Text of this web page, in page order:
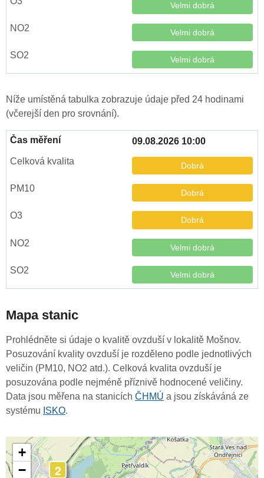
Velmi dobrá
Velmi dobrá
Velmi dobrá
Níže umístěná tabulka zobrazuje údaje před 24 hodinami
(včerejší den pro srovnání).
09.08.2026 10:00
Dobrá
Dobrá
Dobrá
Velmi dobrá
Velmi dobrá
Mapa stanic
Prohlédněte si údaje o kvalitě ovzduší v lokalitě Mošnov.
Posuzování kvality ovzduší je rozděleno podle jednotlivých
veličin (PM10, NO2 atd.). Celková kvalita ovzduší je
posuzována podle nejméně příznivě hodnocené veličiny.
Data jsou měřena na stanicích ČHMÚ a jsou získáváná ze
systému ISKO.
2
+
−